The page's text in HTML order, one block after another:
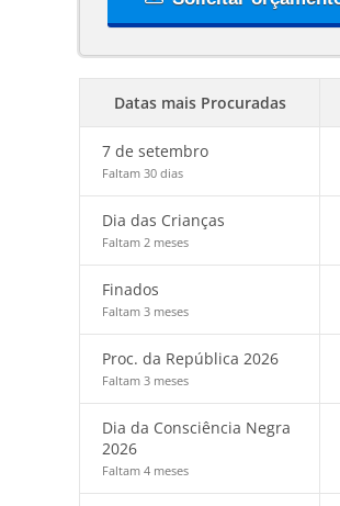
Datas mais Procuradas
7 de setembro
Faltam 30 dias
Dia das Crianças
Faltam 2 meses
Finados
Faltam 3 meses
Proc. da República 2026
Faltam 3 meses
Dia da Consciência Negra
2026
Faltam 4 meses